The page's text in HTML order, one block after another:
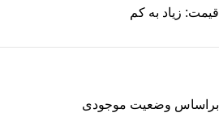
قیمت: زیاد به کم
براساس وضعیت موجودی